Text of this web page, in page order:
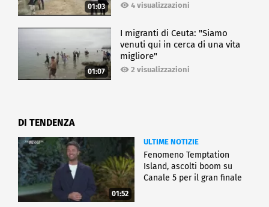
01:03 4 visualizzazioni
01:07
I migranti di Ceuta: "Siamo
venuti qui in cerca di una vita
migliore"
2 visualizzazioni
DI TENDENZA
01:52
ULTIME NOTIZIE
Fenomeno Temptation
Island, ascolti boom su
Canale 5 per il gran finale